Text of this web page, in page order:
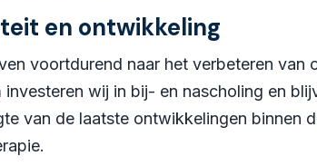
en ontwikkeling
voortdurend naar het verbeteren van
investeren wij in bij- en nascholing en
van de laatste ontwikkelingen binnen